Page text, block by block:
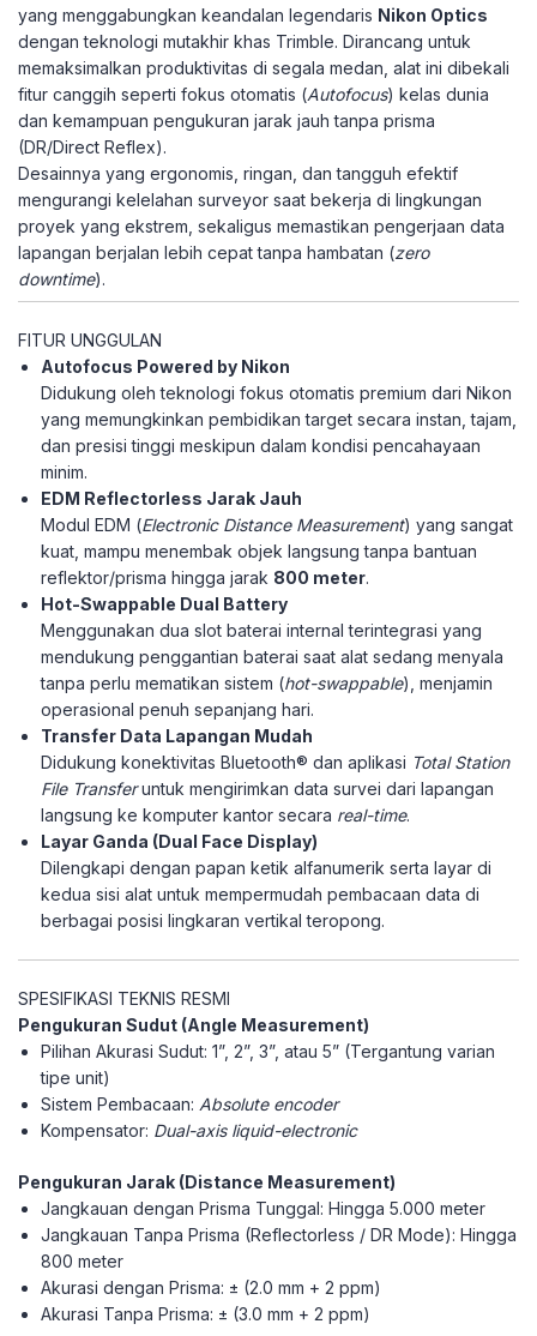
yang menggabungkan keandalan legendaris Nikon Optics
dengan teknologi mutakhir khas Trimble. Dirancang untuk
memaksimalkan produktivitas di segala medan, alat ini dibekali
fitur canggih seperti fokus otomatis (Autofocus) kelas dunia
dan kemampuan pengukuran jarak jauh tanpa prisma
(DR/Direct Reflex).
Desainnya yang ergonomis, ringan, dan tangguh efektif
mengurangi kelelahan surveyor saat bekerja di lingkungan
proyek yang ekstrem, sekaligus memastikan pengerjaan data
lapangan berjalan lebih cepat tanpa hambatan (zero
downtime).
FITUR UNGGULAN
Autofocus Powered by Nikon
Didukung oleh teknologi fokus otomatis premium dari Nikon
yang memungkinkan pembidikan target secara instan, tajam,
dan presisi tinggi meskipun dalam kondisi pencahayaan
minim.
EDM Reflectorless Jarak Jauh
Modul EDM (Electronic Distance Measurement) yang sangat
kuat, mampu menembak objek langsung tanpa bantuan
reflektor/prisma hingga jarak 800 meter.
Hot-Swappable Dual Battery
Menggunakan dua slot baterai internal terintegrasi yang
mendukung penggantian baterai saat alat sedang menyala
tanpa perlu mematikan sistem (hot-swappable), menjamin
operasional penuh sepanjang hari.
Transfer Data Lapangan Mudah
Didukung konektivitas Bluetooth® dan aplikasi Total Station
File Transferuntuk mengirimkan data survei dari lapangan
langsung ke komputer kantor secara real-time.
Layar Ganda (Dual Face Display)
Dilengkapi dengan papan ketik alfanumerik serta layar di
kedua sisi alat untuk mempermudah pembacaan data di
berbagai posisi lingkaran vertikal teropong.
SPESIFIKASI TEKNIS RESMI
Pengukuran Sudut (Angle Measurement)
Pilihan Akurasi Sudut: 1”, 2”, 3”, atau 5” (Tergantung varian
tipe unit)
Sistem Pembacaan: Absolute encoder
Kompensator: Dual-axis liquid-electronic
Pengukuran Jarak (Distance Measurement)
Jangkauan dengan Prisma Tunggal: Hingga 5.000 meter
Jangkauan Tanpa Prisma (Reflectorless / DR Mode): Hingga
800 meter
Akurasi dengan Prisma: ± (2.0 mm + 2 ppm)
Akurasi Tanpa Prisma: ± (3.0 mm + 2 ppm)